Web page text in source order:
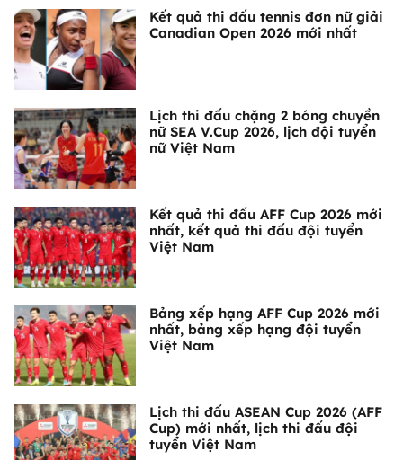
Kết quả thi đấu tennis đơn nữ giải
Canadian Open 2026 mới nhất
Lịch thi đấu chặng 2 bóng chuyền
nữ SEA V.Cup 2026, lịch đội tuyển
nữ Việt Nam
Kết quả thi đấu AFF Cup 2026 mới
nhất, kết quả thi đấu đội tuyển
Việt Nam
Bảng xếp hạng AFF Cup 2026 mới
nhất, bảng xếp hạng đội tuyển
Việt Nam
Lịch thi đấu ASEAN Cup 2026 (AFF
Cup) mới nhất, lịch thi đấu đội
tuyển Việt Nam